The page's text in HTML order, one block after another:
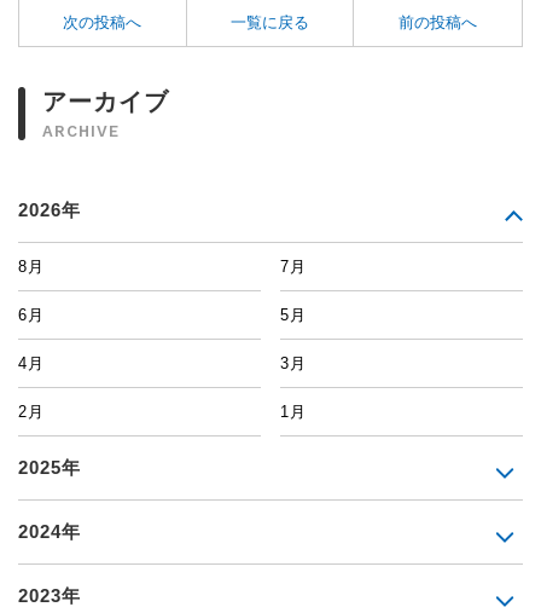
次の投稿へ 一覧に戻る 前の投稿へ
アーカイブ
ARCHIVE
2026年
8月 7月
6月 5月
4月 3月
2月 1月
2025年
2024年
2023年